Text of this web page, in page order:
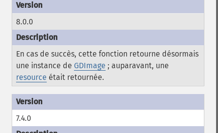
8.0.0
En cas de succès, cette fonction retourne désormais
une instance de GDImage ; auparavant, une
resource était retournée.
7.4.0